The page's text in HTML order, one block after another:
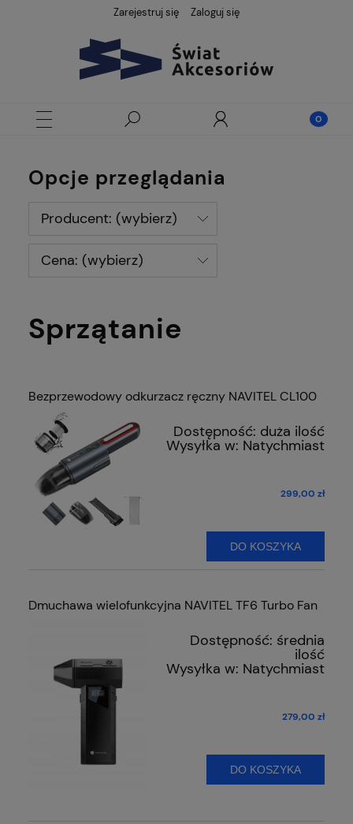
Zarejestruj się Zaloguj się
Opcje przeglądania
Producent: (wybierz)
Cena: (wybierz)
Sprzątanie
Bezprzewodowy odkurzacz ręczny NAVITEL CL100
Dostępność: duża ilość
Wysyłka w: Natychmiast
299,00 zł
DO KOSZYKA
Dmuchawa wielofunkcyjna NAVITEL TF6 Turbo Fan
Dostępność: średnia
ilość
Wysyłka w: Natychmiast
279,00 zł
DO KOSZYKA